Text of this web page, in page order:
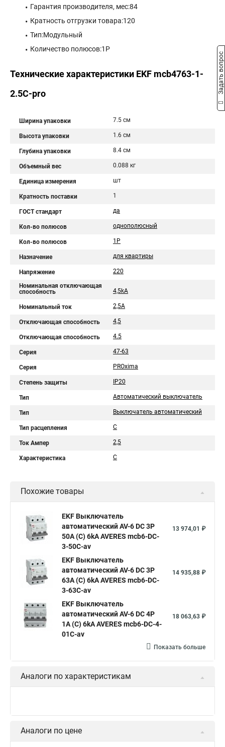
Гарантия производителя, мес:84
Кратность отгрузки товара:120
Тип:Модульный
Количество полюсов:1P
Технические характеристики EKF mcb4763-1-
2.5C-pro
Ширина упаковки 7.5 см
Высота упаковки 1.6 см
Глубина упаковки 8.4 см
Объемный вес 0.088 кг
Единица измерения шт
Кратность поставки 1
ГОСТ стандарт да
Кол-во полюсов однополюсный
Кол-во полюсов 1P
Назначение для квартиры
Напряжение 220
Номинальная отключающая
способность
4,5kA
Номинальный ток 2,5А
Отключающая способность 4,5
Отключающая способность 4.5
Серия 47-63
Серия PROxima
Степень защиты IP20
Тип Автоматический выключатель
Тип Выключатель автоматический
Тип расцепления C
Ток Ампер 2,5
Характеристика C
Похожие товары
EKF Выключатель
автоматический AV-6 DC 3P
50A (C) 6kA AVERES mcb6-DC-
3-50C-av
13 974,01 ₽
EKF Выключатель
автоматический AV-6 DC 3P
63A (C) 6kA AVERES mcb6-DC-
3-63C-av
14 935,88 ₽
EKF Выключатель
автоматический AV-6 DC 4P
1A (C) 6kA AVERES mcb6-DC-4-
01C-av
18 063,63 ₽
Показать больше
Аналоги по характеристикам
Аналоги по цене
Задать вопрос